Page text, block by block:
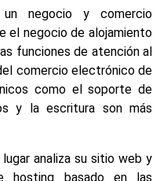
negocio y comercio
el negocio de alojamiento
funciones de atención al
comercio electrónico de
como el soporte de
y la escritura son más
analiza su sitio web y
hosting basado en las